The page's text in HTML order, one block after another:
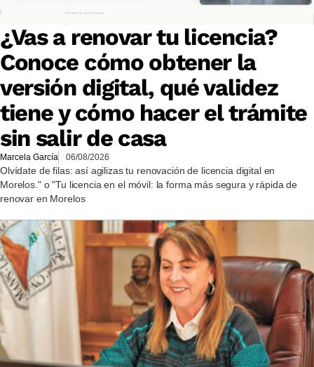
¿Vas a renovar tu licencia?
Conoce cómo obtener la
versión digital, qué validez
tiene y cómo hacer el trámite
sin salir de casa
Marcela García 06/08/2026
Olvídate de filas: así agilizas tu renovación de licencia digital en
Morelos." o "Tu licencia en el móvil: la forma más segura y rápida de
renovar en Morelos